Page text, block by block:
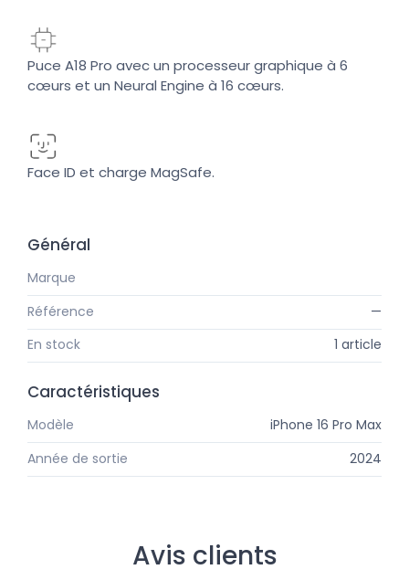
Puce A18 Pro avec un processeur graphique à 6
cœurs et un Neural Engine à 16 cœurs.
Face ID et charge MagSafe.
Général
Marque
Référence
—
En stock
1 article
Caractéristiques
Modèle
iPhone 16 Pro Max
Année de sortie
2024
Avis clients